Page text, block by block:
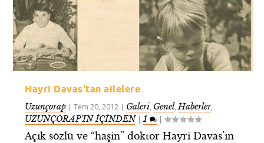
Hayri Davas'tan ailelere
Uzunçorap |Tem 20, 2012 | Galeri, Genel,Haberler,
UZUNÇORAP’IN İÇİNDEN|1 |
Açık sözlü ve “haşin” doktor Hayri Davas’ın